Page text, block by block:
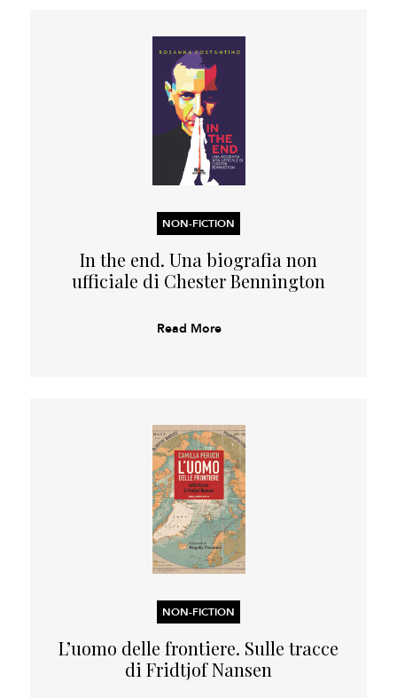
NON-FICTION
In the end. Una biografia non
ufficiale di Chester Bennington
Read More
NON-FICTION
L’uomo delle frontiere. Sulle tracce
di Fridtjof Nansen